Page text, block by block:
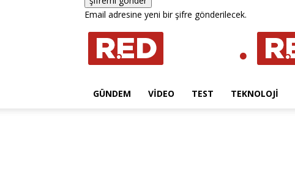
Email adresine yeni bir şifre gönderilecek.
GÜNDEM VIDEO TEST TEKNOLOJI